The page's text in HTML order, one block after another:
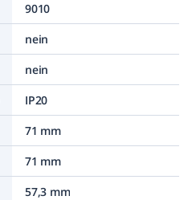
9010
nein
nein
IP20
71 mm
71 mm
57,3 mm